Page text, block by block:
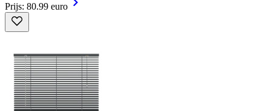
Prijs: 80.99 euro